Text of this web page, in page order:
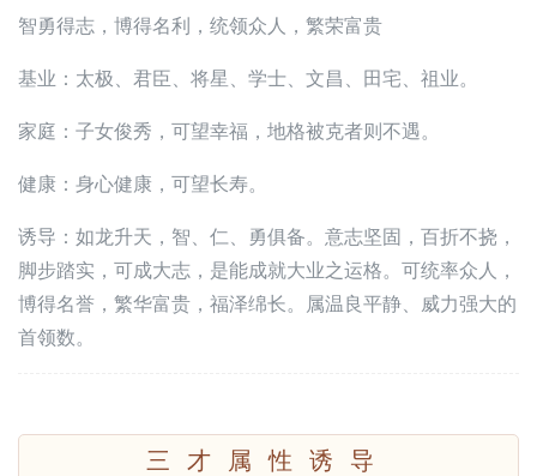
智勇得志，博得名利，统领众人，繁荣富贵
基业：太极、君臣、将星、学士、文昌、田宅、祖业。
家庭：子女俊秀，可望幸福，地格被克者则不遇。
健康：身心健康，可望长寿。
诱导：如龙升天，智、仁、勇俱备。意志坚固，百折不挠，
脚步踏实，可成大志，是能成就大业之运格。可统率众人，
博得名誉，繁华富贵，福泽绵长。属温良平静、威力强大的
首领数。
三才属性诱导